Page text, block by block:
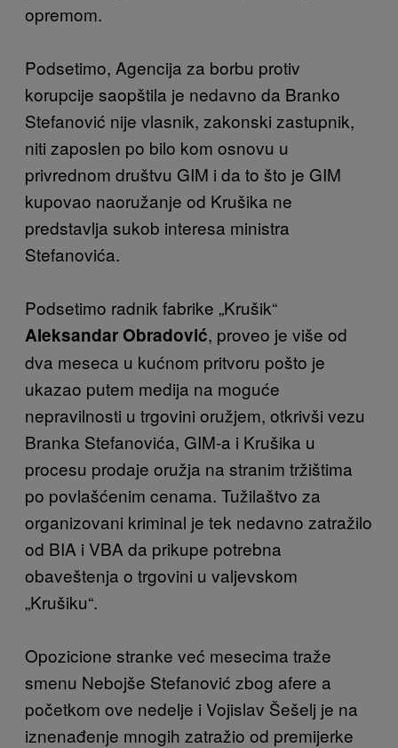
opremom.
Podsetimo, Agencija za borbu protiv
korupcije saopštila je nedavno da Branko
Stefanović nije vlasnik, zakonski zastupnik,
niti zaposlen po bilo kom osnovu u
privrednom društvu GIM i da to što je GIM
kupovao naoružanje od Krušika ne
predstavlja sukob interesa ministra
Stefanovića.
Podsetimo radnik fabrike „Krušik“
Aleksandar Obradović, proveo je više od
dva meseca u kućnom pritvoru pošto je
ukazao putem medija na moguće
nepravilnosti u trgovini oružjem, otkrivši vezu
Branka Stefanovića, GIM-a i Krušika u
procesu prodaje oružja na stranim tržištima
po povlašćenim cenama. Tužilaštvo za
organizovani kriminal je tek nedavno zatražilo
od BIA i VBA da prikupe potrebna
obaveštenja o trgovini u valjevskom
„Krušiku“.
Opozicione stranke već mesecima traže
smenu Nebojše Stefanović zbog afere a
početkom ove nedelje i Vojislav Šešelj je na
iznenađenje mnogih zatražio od premijerke